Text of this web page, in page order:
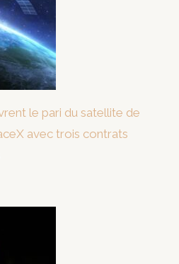
le pari du satellite de
avec trois contrats